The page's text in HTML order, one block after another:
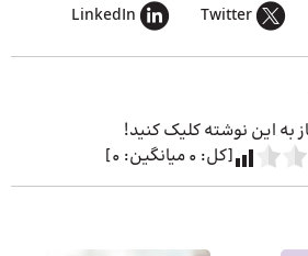
Twitter
LinkedIn
به این نوشته کلیک کنید!
[کل: 0میانگین: 0
]